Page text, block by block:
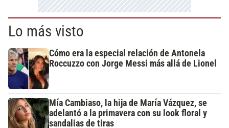
Lo más visto
Cómo era la especial relación de Antonela
Roccuzzo con Jorge Messi más allá de Lionel
Mía Cambiaso, la hija de María Vázquez, se
adelantó a la primavera con su look floral y
sandalias de tiras